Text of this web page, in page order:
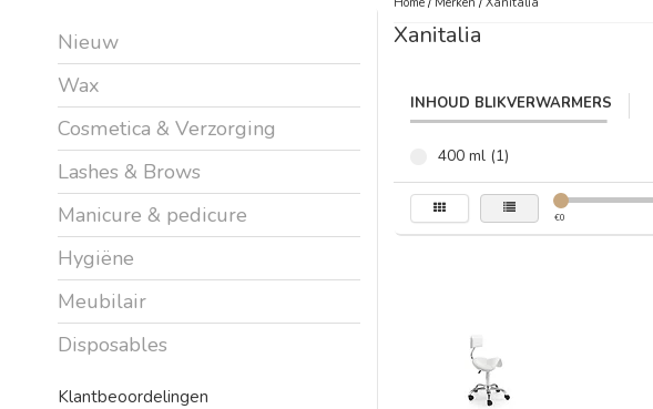
Nieuw
Wax
Cosmetica & Verzorging
Lashes & Brows
Manicure & pedicure
Hygiëne
Meubilair
Disposables
Klantbeoordelingen
Xanitalia
INHOUD BLIKVERWARMERS
400 ml (1)
€0